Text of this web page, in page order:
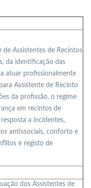
Assistentes de Recintos
da identificação das
atuar profissionalmente
Assistente de Recinto
da profissão, o regime
em recintos de
a incidentes,
antissociais, conforto e
e registo de
dos Assistentes de